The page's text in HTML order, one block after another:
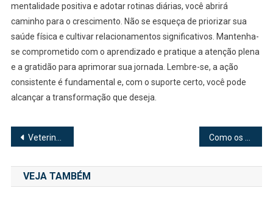
mentalidade positiva e adotar rotinas diárias, você abrirá
caminho para o crescimento. Não se esqueça de priorizar sua
saúde física e cultivar relacionamentos significativos. Mantenha-
se comprometido com o aprendizado e pratique a atenção plena
e a gratidão para aprimorar sua jornada. Lembre-se, a ação
consistente é fundamental e, com o suporte certo, você pode
alcançar a transformação que deseja.
Navegação
de
Post
Veterinário São José Ganha Destaque por Atendimento Humanizado aos Pets
VEJA TAMBÉM